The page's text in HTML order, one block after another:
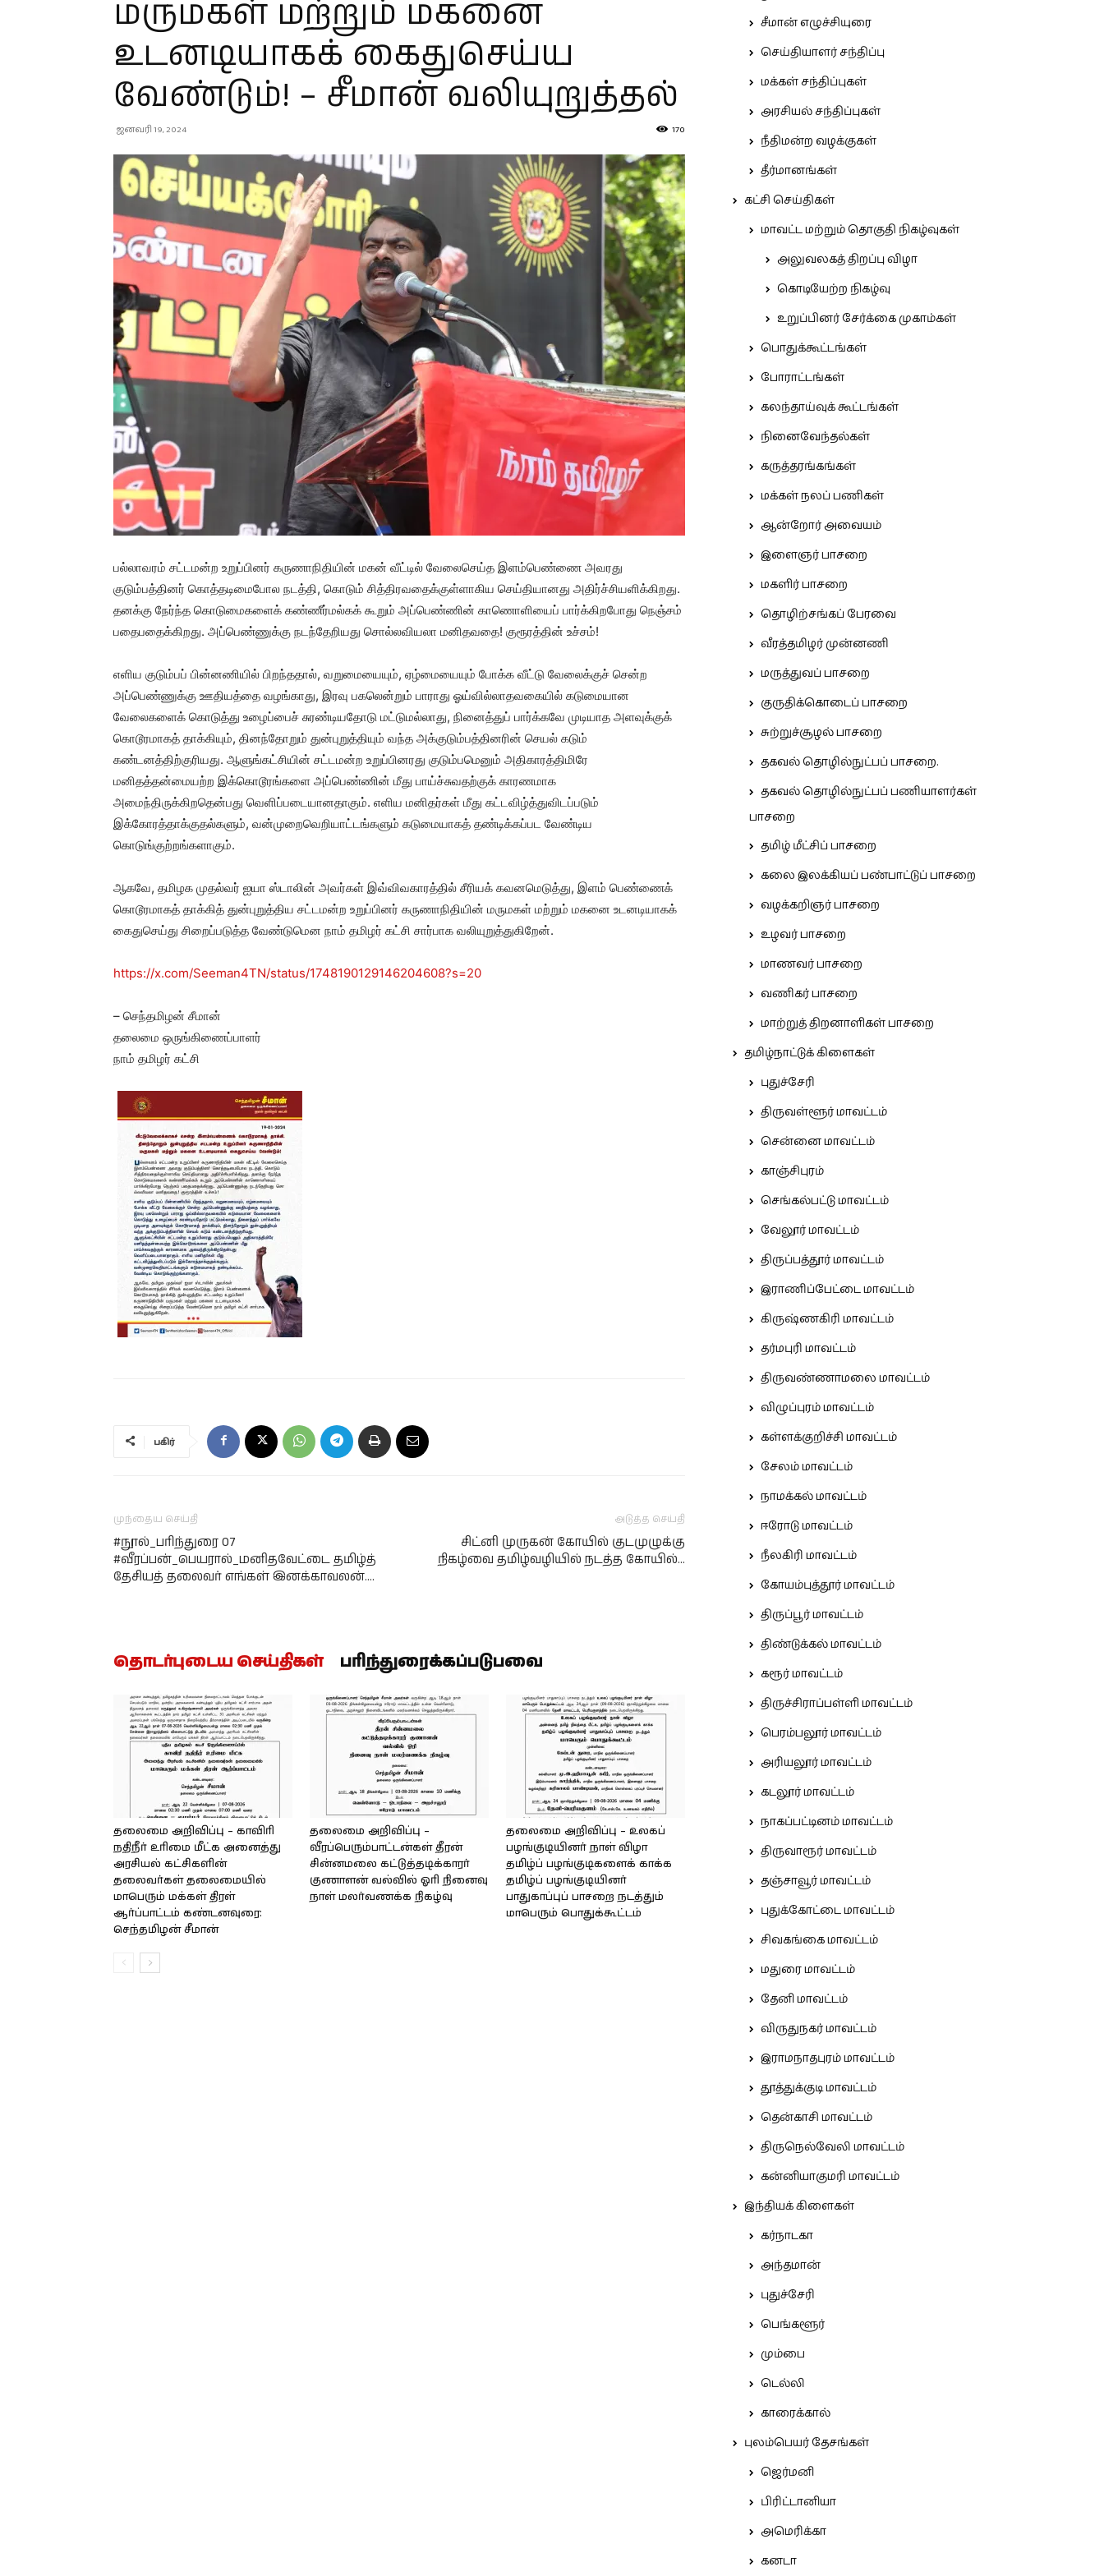
மருமகள் மற்றும் மகனை
உடனடியாகக் கைதுசெய்ய
வேண்டும்! – சீமான் வலியுறுத்தல்
ஜனவரி 19, 2024 170
பல்லாவரம் சட்டமன்ற உறுப்பினர் கருணாநிதியின் மகன் வீட்டில் வேலைசெய்த இளம்பெண்ணை அவரது
குடும்பத்தினர் கொத்தடிமைபோல நடத்தி, கொடும் சித்திரவதைக்குள்ளாகிய செய்தியானது அதிர்ச்சியளிக்கிறது.
தனக்கு நேர்ந்த கொடுமைகளைக் கண்ணீர்மல்கக் கூறும் அப்பெண்ணின் காணொளியைப் பார்க்கிறபோது நெஞ்சம்
பதைபதைக்கிறது. அப்பெண்ணுக்கு நடந்தேறியது சொல்லவியலா மனிதவதை! குரூரத்தின் உச்சம்!
எளிய குடும்பப் பின்னணியில் பிறந்ததால், வறுமையையும், ஏழ்மையையும் போக்க வீட்டு வேலைக்குச் சென்ற
அப்பெண்ணுக்கு ஊதியத்தை வழங்காது, இரவு பகலென்றும் பாராது ஓய்வில்லாதவகையில் கடுமையான
வேலைகளைக் கொடுத்து உழைப்பைச் சுரண்டியதோடு மட்டுமல்லாது, நினைத்துப் பார்க்கவே முடியாத அளவுக்குக்
கொடூரமாகத் தாக்கியும், தினந்தோறும் துன்புறுத்தியும் வந்த அக்குடும்பத்தினரின் செயல் கடும்
கண்டனத்திற்குரியது. ஆளுங்கட்சியின் சட்டமன்ற உறுப்பினரது குடும்பமெனும் அதிகாரத்திமிரே
மனிதத்தன்மையற்ற இக்கொடூரங்களை அப்பெண்ணின் மீது பாய்ச்சுவதற்குக் காரணமாக
அமைந்திருக்கிறதென்பது வெளிப்படையானதாகும். எளிய மனிதர்கள் மீது கட்டவிழ்த்துவிடப்படும்
இக்கோரத்தாக்குதல்களும், வன்முறைவெறியாட்டங்களும் கடுமையாகத் தண்டிக்கப்பட வேண்டிய
கொடுங்குற்றங்களாகும்.
ஆகவே, தமிழக முதல்வர் ஐயா ஸ்டாலின் அவர்கள் இவ்விவகாரத்தில் சீரியக் கவனமெடுத்து, இளம் பெண்ணைக்
கொடூரமாகத் தாக்கித் துன்புறுத்திய சட்டமன்ற உறுப்பினர் கருணாநிதியின் மருமகள் மற்றும் மகனை உடனடியாகக்
கைதுசெய்து சிறைப்படுத்த வேண்டுமென நாம் தமிழர் கட்சி சார்பாக வலியுறுத்துகிறேன்.
https://x.com/Seeman4TN/status/1748190129146204608?s=20
– செந்தமிழன் சீமான்
தலைமை ஒருங்கிணைப்பாளர்
நாம் தமிழர் கட்சி
பகிர்
முந்தைய செய்தி
#நூல்_பரிந்துரை 07
#வீரப்பன்_பெயரால்_மனிதவேட்டை தமிழ்த்
தேசியத் தலைவர் எங்கள் இனக்காவலன்….
அடுத்த செய்தி
சிட்னி முருகன் கோயில் குடமுழுக்கு
நிகழ்வை தமிழ்வழியில் நடத்த கோயில்…
தொடர்புடைய செய்திகள் பரிந்துரைக்கப்படுபவை
தலைமை அறிவிப்பு – காவிரி
நதிநீர் உரிமை மீட்க அனைத்து
அரசியல் கட்சிகளின்
தலைவர்கள் தலைமையில்
மாபெரும் மக்கள் திரள்
ஆர்ப்பாட்டம் கண்டனவுரை:
செந்தமிழன் சீமான்
தலைமை அறிவிப்பு –
வீரப்பெரும்பாட்டன்கள் தீரன்
சின்னமலை கட்டுத்தடிக்காரர்
குணாளன் வல்வில் ஓரி நினைவு
நாள் மலர்வணக்க நிகழ்வு
தலைமை அறிவிப்பு – உலகப்
பழங்குடியினர் நாள் விழா
தமிழ்ப் பழங்குடிகளைக் காக்க
தமிழ்ப் பழங்குடியினர்
பாதுகாப்புப் பாசறை நடத்தும்
மாபெரும் பொதுக்கூட்டம்
சீமான் எழுச்சியுரை
செய்தியாளர் சந்திப்பு
மக்கள் சந்திப்புகள்
அரசியல் சந்திப்புகள்
நீதிமன்ற வழக்குகள்
தீர்மானங்கள்
கட்சி செய்திகள்
மாவட்ட மற்றும் தொகுதி நிகழ்வுகள்
அலுவலகத் திறப்பு விழா
கொடியேற்ற நிகழ்வு
உறுப்பினர் சேர்க்கை முகாம்கள்
பொதுக்கூட்டங்கள்
போராட்டங்கள்
கலந்தாய்வுக் கூட்டங்கள்
நினைவேந்தல்கள்
கருத்தரங்கங்கள்
மக்கள் நலப் பணிகள்
ஆன்றோர் அவையம்
இளைஞர் பாசறை
மகளிர் பாசறை
தொழிற்சங்கப் பேரவை
வீரத்தமிழர் முன்னணி
மருத்துவப் பாசறை
குருதிக்கொடைப் பாசறை
சுற்றுச்சூழல் பாசறை
தகவல் தொழில்நுட்பப் பாசறை.
தகவல் தொழில்நுட்பப் பணியாளர்கள்
பாசறை
தமிழ் மீட்சிப் பாசறை
கலை இலக்கியப் பண்பாட்டுப் பாசறை
வழக்கறிஞர் பாசறை
உழவர் பாசறை
மாணவர் பாசறை
வணிகர் பாசறை
மாற்றுத் திறனாளிகள் பாசறை
தமிழ்நாட்டுக் கிளைகள்
புதுச்சேரி
திருவள்ளூர் மாவட்டம்
சென்னை மாவட்டம்
காஞ்சிபுரம்
செங்கல்பட்டு மாவட்டம்
வேலூர் மாவட்டம்
திருப்பத்தூர் மாவட்டம்
இராணிப்பேட்டை மாவட்டம்
கிருஷ்ணகிரி மாவட்டம்
தர்மபுரி மாவட்டம்
திருவண்ணாமலை மாவட்டம்
விழுப்புரம் மாவட்டம்
கள்ளக்குறிச்சி மாவட்டம்
சேலம் மாவட்டம்
நாமக்கல் மாவட்டம்
ஈரோடு மாவட்டம்
நீலகிரி மாவட்டம்
கோயம்புத்தூர் மாவட்டம்
திருப்பூர் மாவட்டம்
திண்டுக்கல் மாவட்டம்
கரூர் மாவட்டம்
திருச்சிராப்பள்ளி மாவட்டம்
பெரம்பலூர் மாவட்டம்
அரியலூர் மாவட்டம்
கடலூர் மாவட்டம்
நாகப்பட்டினம் மாவட்டம்
திருவாரூர் மாவட்டம்
தஞ்சாவூர் மாவட்டம்
புதுக்கோட்டை மாவட்டம்
சிவகங்கை மாவட்டம்
மதுரை மாவட்டம்
தேனி மாவட்டம்
விருதுநகர் மாவட்டம்
இராமநாதபுரம் மாவட்டம்
தூத்துக்குடி மாவட்டம்
தென்காசி மாவட்டம்
திருநெல்வேலி மாவட்டம்
கன்னியாகுமரி மாவட்டம்
இந்தியக் கிளைகள்
கர்நாடகா
அந்தமான்
புதுச்சேரி
பெங்களூர்
மும்பை
டெல்லி
காரைக்கால்
புலம்பெயர் தேசங்கள்
ஜெர்மனி
பிரிட்டானியா
அமெரிக்கா
கனடா